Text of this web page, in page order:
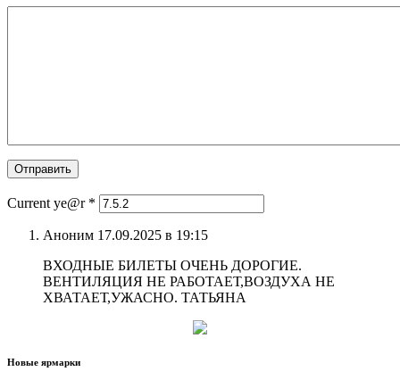
Current ye@r *
Аноним 17.09.2025 в 19:15
ВХОДНЫЕ БИЛЕТЫ ОЧЕНЬ ДОРОГИЕ.
ВЕНТИЛЯЦИЯ НЕ РАБОТАЕТ,ВОЗДУХА НЕ
ХВАТАЕТ,УЖАСНО. ТАТЬЯНА
Новые ярмарки